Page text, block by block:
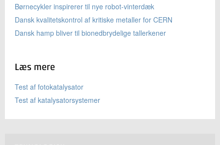
Børnecykler inspirerer til nye robot-vinterdæk
Dansk kvalitetskontrol af kritiske metaller for CERN
Dansk hamp bliver til bionedbrydelige tallerkener
Læs mere
Test af fotokatalysator
Test af katalysatorsystemer